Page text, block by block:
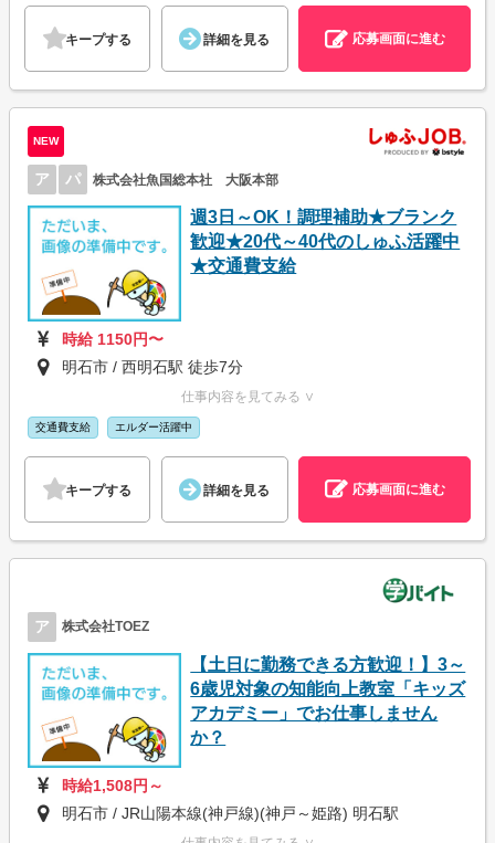
キープする 詳細を見る 応募画面に進む
NEW
ア パ 株式会社魚国総本社 大阪本部
週3日～OK！調理補助★ブランク
歓迎★20代～40代のしゅふ活躍中
★交通費支給
時給 1150円〜
明石市 / 西明石駅 徒歩7分
仕事内容を見てみる ∨
交通費支給 エルダー活躍中
キープする 詳細を見る 応募画面に進む
ア 株式会社TOEZ
【土日に勤務できる方歓迎！】3～
6歳児対象の知能向上教室「キッズ
アカデミー」でお仕事しません
か？
時給1,508円～
明石市 / JR山陽本線(神戸線)(神戸～姫路) 明石駅